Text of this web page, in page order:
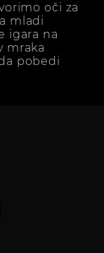
oči za
mladi
igara na
mraka
pobedi